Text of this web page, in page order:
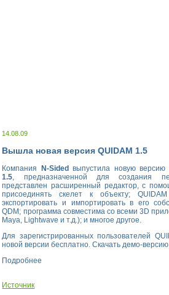
14.08.09
Вышла новая версия QUIDAM 1.5
Компания N-Sided выпустила новую
1.5, предназначенной для создания
представлен расширенный редактор, с
присоединять скелет к объекту;
экспортировать и импортировать в его
QDM; программа совместима со всеми 3D
Maya, Lightwave и т.д.); и многое другое.
Для зарегистрированных пользователей
новой версии бесплатно. Скачать демо-
Подробнее
Источник